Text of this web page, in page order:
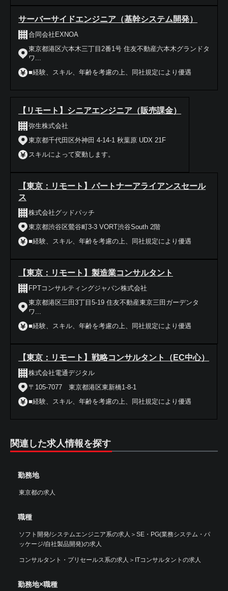
サーバーサイドエンジニア（基幹システム開発）
合同会社EXNOA
東京都港区六本木三丁目2番1号 住友不動産六本木グランドタ
ワ...
■経験、スキル、年齢を考慮の上、同社規定により優遇
【リモート】シニアエンジニア（販売課金）
弥生株式会社
東京都千代田区外神田 4-14-1 秋葉原 UDX 21F
スキルによって変動します。
【東京：リモート】パートナーアライアンスセール
ス
株式会社グッドパッチ
東京都渋谷区鶯谷町3-3 VORT渋谷South 2階
■経験、スキル、年齢を考慮の上、同社規定により優遇
【東京：リモート】製造業コンサルタント
FPTコンサルティングジャパン株式会社
東京都港区三田3丁目5-19 住友不動産東京三田ガーデンタ
ワ...
■経験、スキル、年齢を考慮の上、同社規定により優遇
【東京：リモート】戦略コンサルタント（EC中心）
株式会社電通デジタル
〒105-7077 東京都港区東新橋1-8-1
■経験、スキル、年齢を考慮の上、同社規定により優遇
関連した求人情報を探す
勤務地
東京都の求人
職種
ソフト開発/システムエンジニア系の求人 ＞ SE・PG(業務システム・パ
ッケージ/自社製品開発)の求人
コンサルタント・プリセールス系の求人 ＞ ITコンサルタントの求人
勤務地×職種